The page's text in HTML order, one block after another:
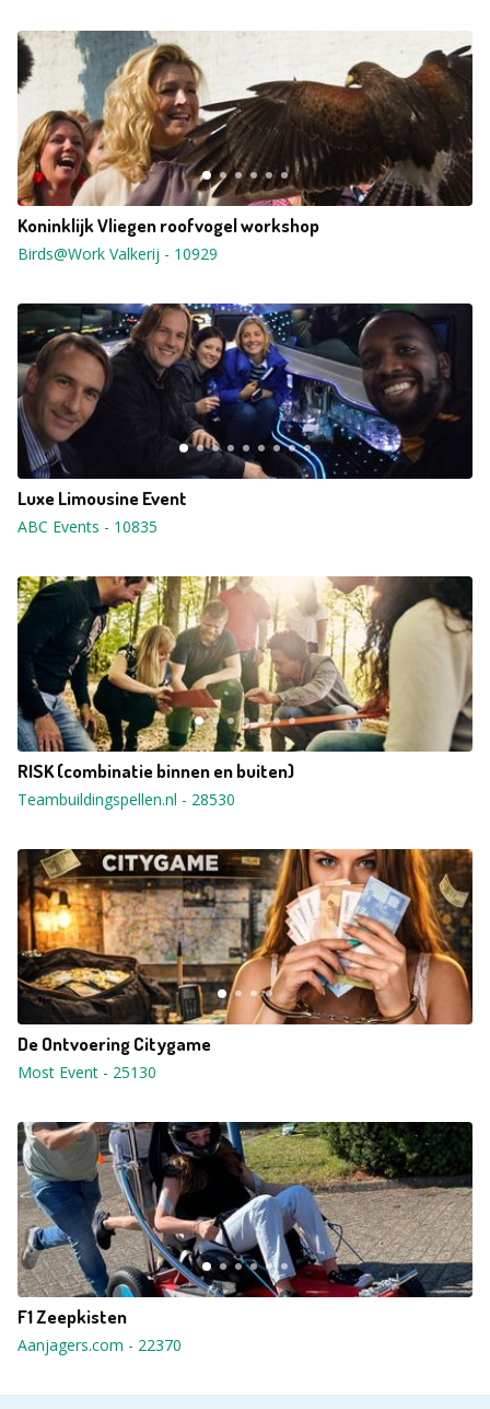
Koninklijk Vliegen roofvogel workshop
Birds@Work Valkerij - 10929
Luxe Limousine Event
ABC Events - 10835
RISK (combinatie binnen en buiten)
Teambuildingspellen.nl - 28530
De Ontvoering Citygame
Most Event - 25130
F1 Zeepkisten
Aanjagers.com - 22370